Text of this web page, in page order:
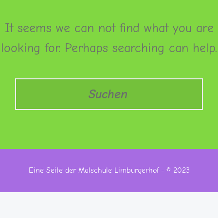
It seems we can not find what you are
looking for. Perhaps searching can help.
Search
Eine Seite der Malschule Limburgerhof - © 2023